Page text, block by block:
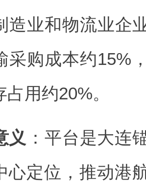
造业和物流业企
采购成本约15%
用约20%。
义‌ ：平台是大连
心定位，推动港